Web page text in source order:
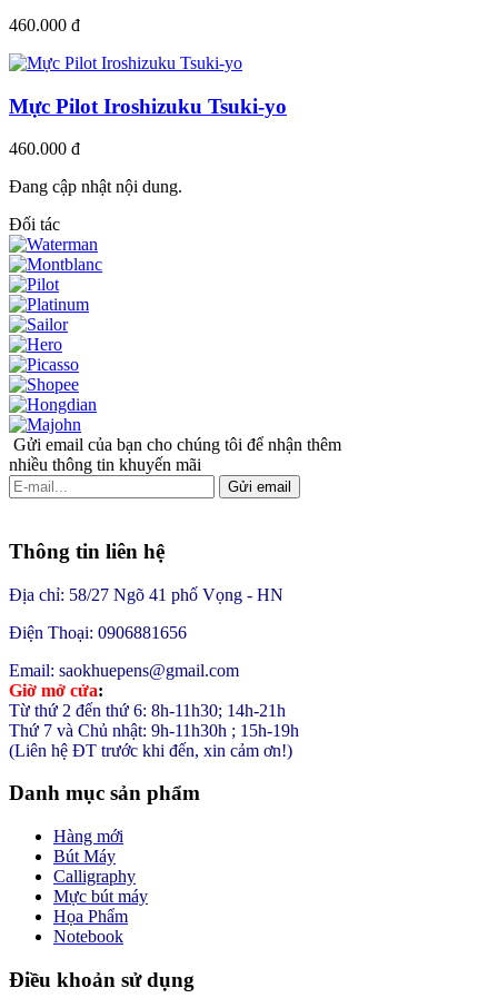
460.000 đ
Mực Pilot Iroshizuku Tsuki-yo
460.000 đ
Đang cập nhật nội dung.
Đối tác
Gửi email của bạn cho chúng tôi để nhận thêm
nhiều thông tin khuyến mãi
Gửi email
Thông tin liên hệ
Địa chỉ: 58/27 Ngõ 41 phố Vọng - HN
Điện Thoại: 0906881656
Email: saokhuepens@gmail.com
Giờ mở cửa:
Từ thứ 2 đến thứ 6: 8h-11h30; 14h-21h
Thứ 7 và Chủ nhật: 9h-11h30h ; 15h-19h
(Liên hệ ĐT trước khi đến, xin cảm ơn!)
Danh mục sản phẩm
Hàng mới
Bút Máy
Calligraphy
Mực bút máy
Họa Phẩm
Notebook
Điều khoản sử dụng